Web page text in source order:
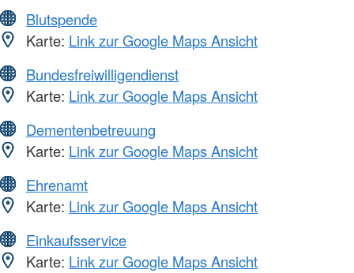
Blutspende
Karte: Link zur Google Maps Ansicht
Bundesfreiwilligendienst
Karte: Link zur Google Maps Ansicht
Dementenbetreuung
Karte: Link zur Google Maps Ansicht
Ehrenamt
Karte: Link zur Google Maps Ansicht
Einkaufsservice
Karte: Link zur Google Maps Ansicht